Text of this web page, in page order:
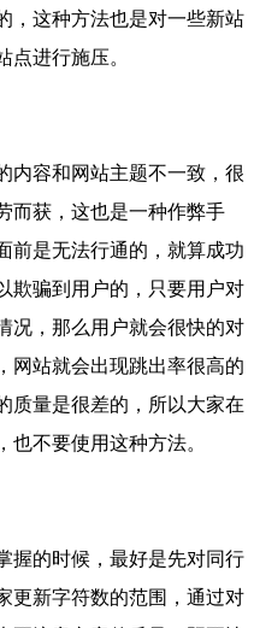
，这种方法也是对一些新站
点进行施压。
内容和网站主题不一致，很
而获，这也是一种作弊手
前是无法行通的，就算成功
欺骗到用户的，只要用户对
况，那么用户就会很快的对
网站就会出现跳出率很高的
质量是很差的，所以大家在
不要使用这种方法。
握的时候，最好是先对同行
更新字符数的范围，通过对